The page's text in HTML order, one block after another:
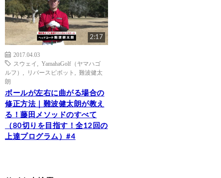
2:17
2017.04.03
スウェイ
YamahaGolf（ヤマハゴ
ルフ）
リバースピボット
難波健太
朗
ボールが左右に曲がる場合の
修正方法｜難波健太朗が教え
る！藤田メソッドのすべて
（80切りを目指す！全12回の
上達プログラム）#4